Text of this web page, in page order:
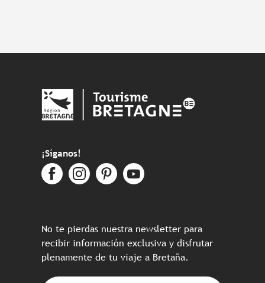
¡Síganos!
No te pierdas nuestra newsletter para
recibir información exclusiva y disfrutar
plenamente de tu viaje a Bretaña.